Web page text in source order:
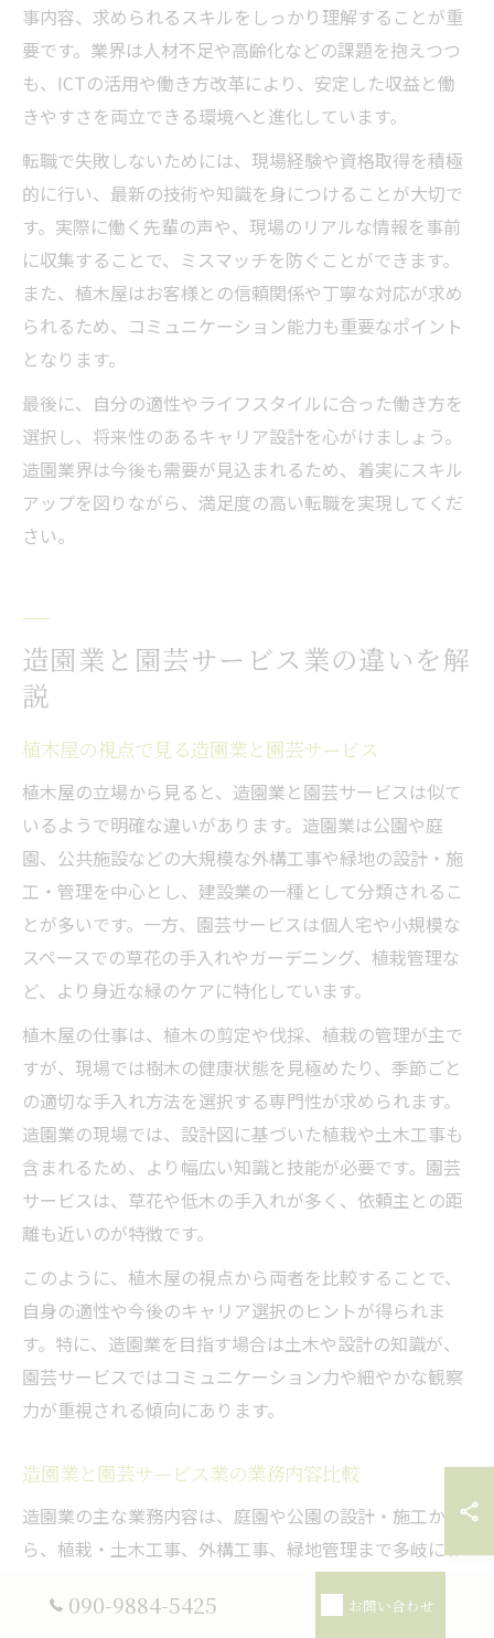
事内容、求められるスキルをしっかり理解することが重
要です。業界は人材不足や高齢化などの課題を抱えつつ
も、ICTの活用や働き方改革により、安定した収益と働
きやすさを両立できる環境へと進化しています。
転職で失敗しないためには、現場経験や資格取得を積極
的に行い、最新の技術や知識を身につけることが大切で
す。実際に働く先輩の声や、現場のリアルな情報を事前
に収集することで、ミスマッチを防ぐことができます。
また、植木屋はお客様との信頼関係や丁寧な対応が求め
られるため、コミュニケーション能力も重要なポイント
となります。
最後に、自分の適性やライフスタイルに合った働き方を
選択し、将来性のあるキャリア設計を心がけましょう。
造園業界は今後も需要が見込まれるため、着実にスキル
アップを図りながら、満足度の高い転職を実現してくだ
さい。
造園業と園芸サービス業の違いを解
説
植木屋の視点で見る造園業と園芸サービス
植木屋の立場から見ると、造園業と園芸サービスは似て
いるようで明確な違いがあります。造園業は公園や庭
園、公共施設などの大規模な外構工事や緑地の設計・施
工・管理を中心とし、建設業の一種として分類されるこ
とが多いです。一方、園芸サービスは個人宅や小規模な
スペースでの草花の手入れやガーデニング、植栽管理な
ど、より身近な緑のケアに特化しています。
植木屋の仕事は、植木の剪定や伐採、植栽の管理が主で
すが、現場では樹木の健康状態を見極めたり、季節ごと
の適切な手入れ方法を選択する専門性が求められます。
造園業の現場では、設計図に基づいた植栽や土木工事も
含まれるため、より幅広い知識と技能が必要です。園芸
サービスは、草花や低木の手入れが多く、依頼主との距
離も近いのが特徴です。
このように、植木屋の視点から両者を比較することで、
自身の適性や今後のキャリア選択のヒントが得られま
す。特に、造園業を目指す場合は土木や設計の知識が、
園芸サービスではコミュニケーション力や細やかな観察
力が重視される傾向にあります。
造園業と園芸サービス業の業務内容比較
造園業の主な業務内容は、庭園や公園の設計・施工か
ら、植栽・土木工事、外構工事、緑地管理まで多岐にわ
計画から施工、アフターメンテナンスまで一貫して携わ
090-9884-5425 お問い合わせ